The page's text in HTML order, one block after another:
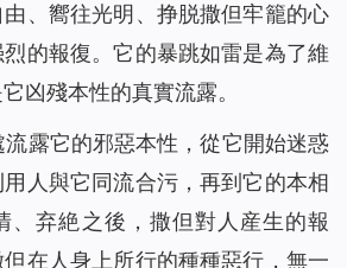
、嚮往光明、挣脱撒但牢籠的心
的報復。它的暴跳如雷是為了維
凶殘本性的真實流露。
露它的邪惡本性，從它開始迷惑
人與它同流合污，再到它的本相
、弃絶之後，撒但對人産生的報
在人身上所行的種種惡行，無一